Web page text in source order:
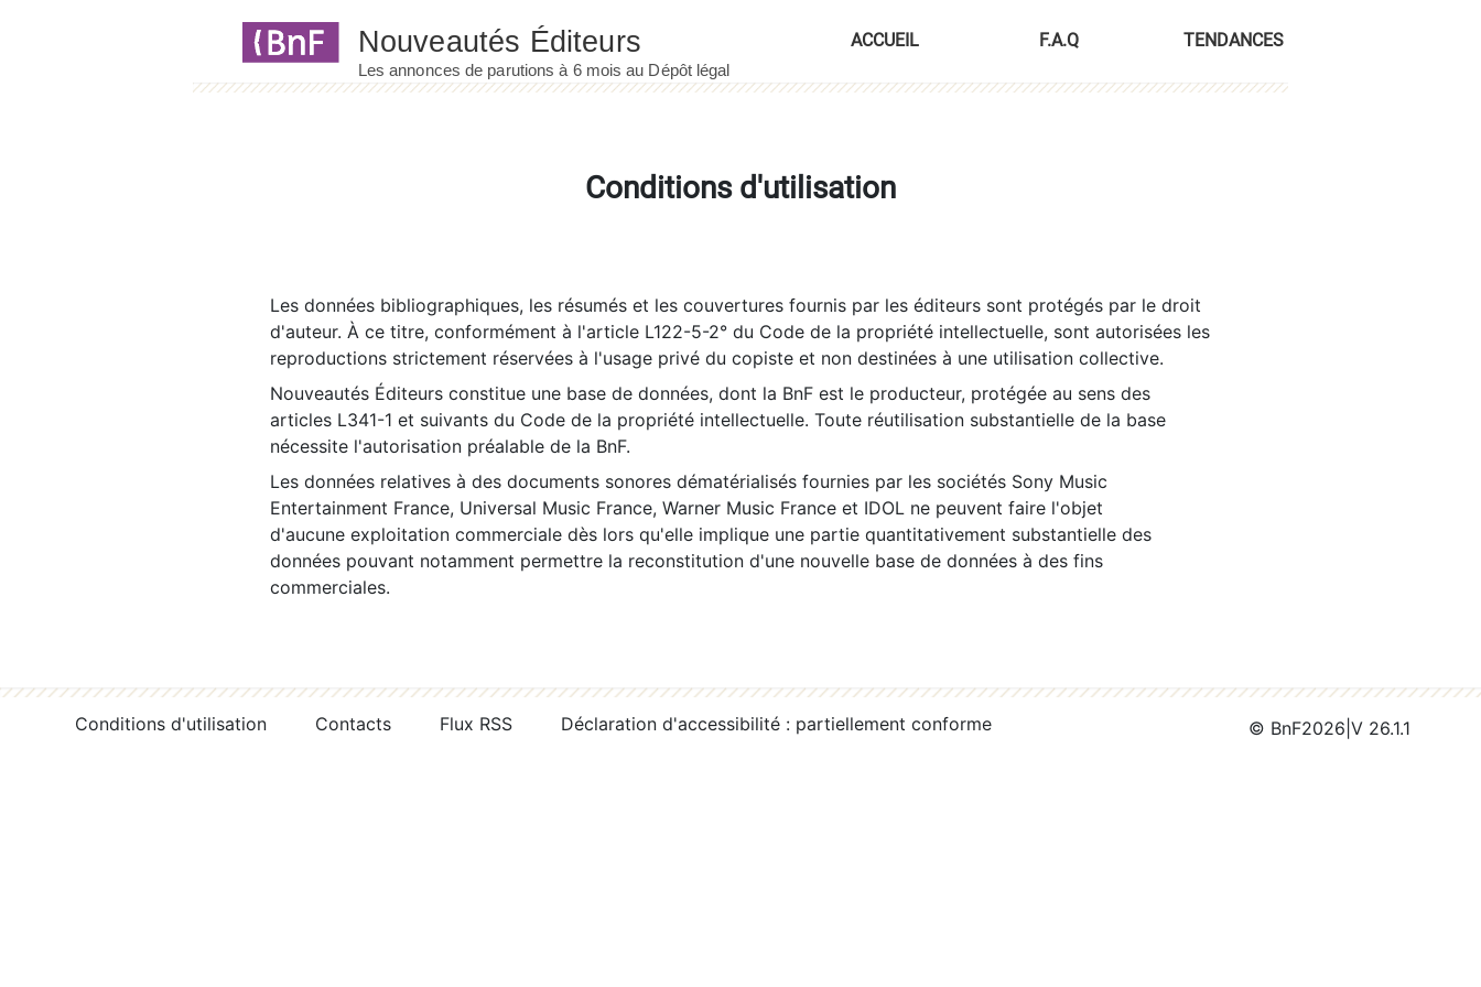
ACCUEIL F.A.Q TENDANCES
Conditions d'utilisation
Les données bibliographiques, les résumés et les couvertures fournis par les éditeurs sont protégés par le droit
d'auteur. À ce titre, conformément à l'article L122-5-2° du Code de la propriété intellectuelle, sont autorisées les
reproductions strictement réservées à l'usage privé du copiste et non destinées à une utilisation collective.
Nouveautés Éditeurs constitue une base de données, dont la BnF est le producteur, protégée au sens des
articles L341-1 et suivants du Code de la propriété intellectuelle. Toute réutilisation substantielle de la base
nécessite l'autorisation préalable de la BnF.
Les données relatives à des documents sonores dématérialisés fournies par les sociétés Sony Music
Entertainment France, Universal Music France, Warner Music France et IDOL ne peuvent faire l'objet
d'aucune exploitation commerciale dès lors qu'elle implique une partie quantitativement substantielle des
données pouvant notamment permettre la reconstitution d'une nouvelle base de données à des fins
commerciales.
Conditions d'utilisation Contacts Flux RSS Déclaration d'accessibilité : partiellement conforme © BnF2026 V 26.1.1